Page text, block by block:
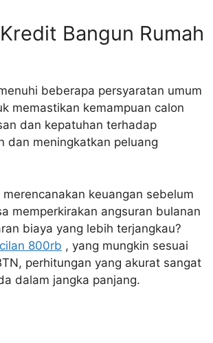
Bangun Rumah
beberapa persyaratan umum
memastikan kemampuan calon
dan kepatuhan terhadap
dan meningkatkan peluang
keuangan sebelum
memperkirakan angsuran bulanan
biaya yang lebih terjangkau?
800rb , yang mungkin sesuai
perhitungan yang akurat sangat
dalam jangka panjang.